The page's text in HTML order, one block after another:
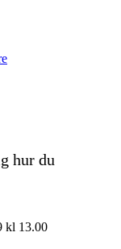
hur du
kl 13.00